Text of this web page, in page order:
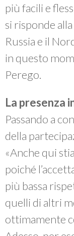
più facili e
si risponde
Russia e il
in questo
Perego.
La presenza
Passando a
della
«Anche qui
poiché
più bassa
quelli di altri
ottimamente